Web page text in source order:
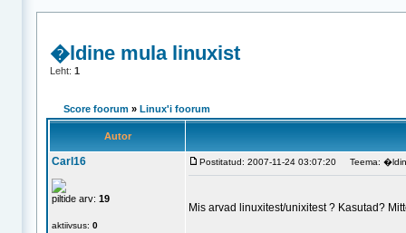
�ldine mula linuxist
Leht: 1
Score foorum » Linux'i foorum
Autor
Carl16
piltide arv: 19
aktiivsus: 0
Postitatud: 2007-11-24 03:07:20 Teema:
Mis arvad linuxitest/unixitest ? Kasutad?